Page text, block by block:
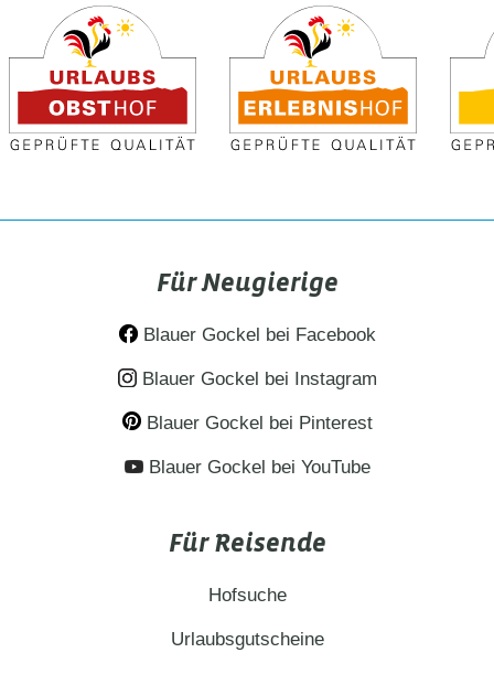
Für Neugierige
Blauer Gockel bei Facebook
Blauer Gockel bei Instagram
Blauer Gockel bei Pinterest
Blauer Gockel bei YouTube
Für Reisende
Hofsuche
Urlaubsgutscheine